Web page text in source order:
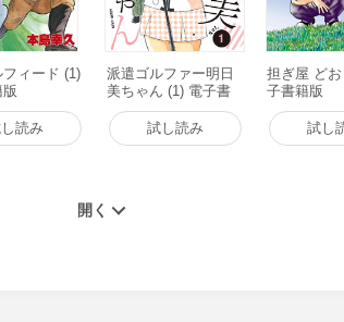
フィード (1)
版
読み
派遣ゴルファー明日
美ちゃん (1) 電子書
籍版
試し読み
担ぎ屋 ど
子書籍版
試し